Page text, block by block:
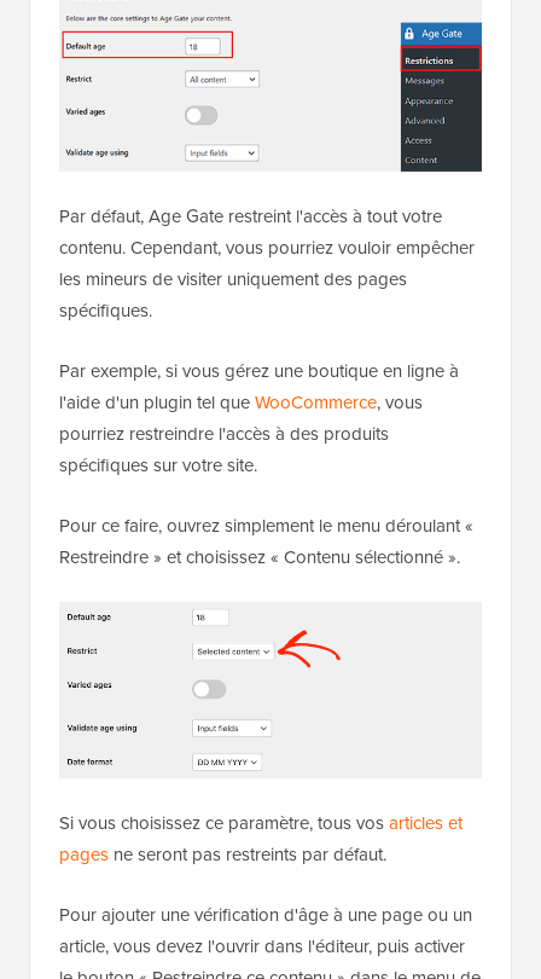
Par défaut, Age Gate restreint l'accès à tout votre
contenu. Cependant, vous pourriez vouloir empêcher
les mineurs de visiter uniquement des pages
spécifiques.
Par exemple, si vous gérez une boutique en ligne à
l'aide d'un plugin tel queWooCommerce, vous
pourriez restreindre l'accès à des produits
spécifiques sur votre site.
Pour ce faire, ouvrez simplement le menu déroulant «
Restreindre » et choisissez « Contenu sélectionné ».
Si vous choisissez ce paramètre, tous vosarticles et
pages ne seront pas restreints par défaut.
Pour ajouter une vérification d'âge à une page ou un
article, vous devez l'ouvrir dans l'éditeur, puis activer